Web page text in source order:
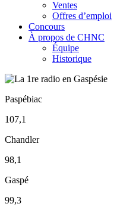
Ventes
Offres d’emploi
Concours
À propos de CHNC
Équipe
Historique
Paspébiac
107,1
Chandler
98,1
Gaspé
99,3